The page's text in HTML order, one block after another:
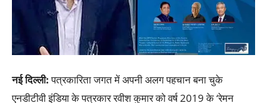
नई दिल्ली:पत्रकारिता जगत में अपनी अलग पहचान बना चुके
एनडीटीवी इंडिया के पत्रकार रवीश कुमार को वर्ष 2019 के ‘रेमन